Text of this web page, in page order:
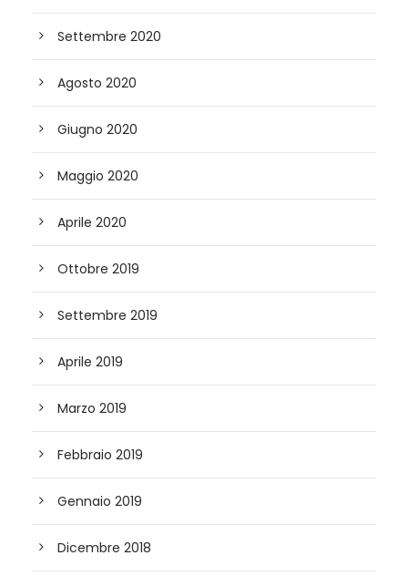
Settembre 2020
Agosto 2020
Giugno 2020
Maggio 2020
Aprile 2020
Ottobre 2019
Settembre 2019
Aprile 2019
Marzo 2019
Febbraio 2019
Gennaio 2019
Dicembre 2018